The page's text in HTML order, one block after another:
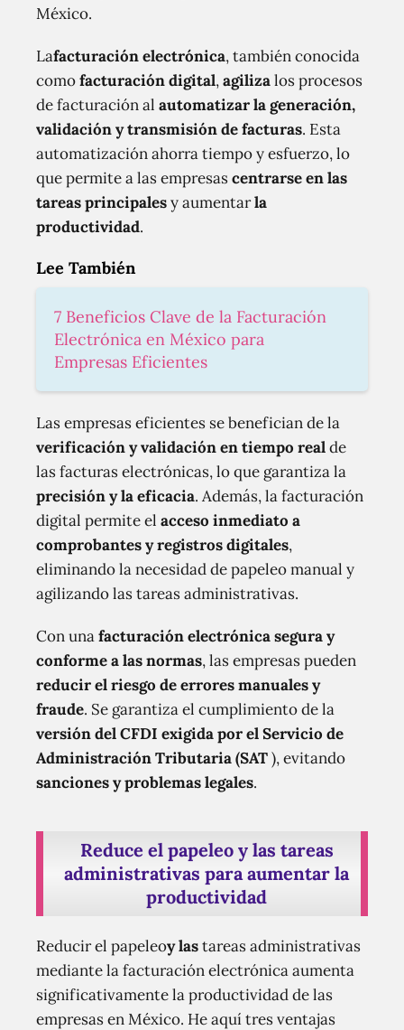
México.
Lafacturación electrónica, también conocida
comofacturación digital,agilizalos procesos
de facturación al automatizar la generación,
validación y transmisión de facturas. Esta
automatización ahorra tiempo y esfuerzo, lo
que permite a las empresascentrarse en las
tareas principalesy aumentarla
productividad.
Lee También
7 Beneficios Clave de la Facturación
Electrónica en México para
Empresas Eficientes
Las empresas eficientes se benefician de la
verificación y validación en tiempo realde
las facturas electrónicas, lo que garantiza la
precisión y la eficacia. Además, la facturación
digital permite el acceso inmediato a
comprobantes y registros digitales,
eliminando la necesidad de papeleo manual y
agilizando las tareas administrativas.
Con unafacturación electrónica segura y
conforme a las normas, las empresas pueden
reducir el riesgo de errores manuales y
fraude. Se garantiza el cumplimiento de la
versión del CFDI exigida por el Servicio de
Administración Tributaria (SAT), evitando
sanciones y problemas legales.
Reduce el papeleo y las tareas
administrativas para aumentar la
productividad
Reducir el papeleoy lastareas administrativas
mediante la facturación electrónica aumenta
significativamente la productividad de las
empresas en México. He aquí tres ventajas